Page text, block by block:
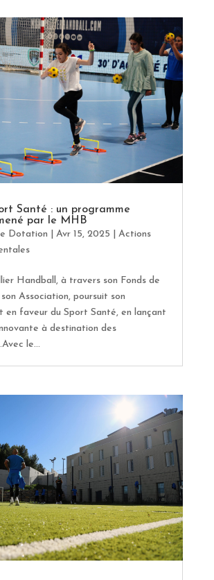
Santé : un programme
par le MHB
Dotation Avr 15, 2025
Actions
Handball, à travers son Fonds de
Association, poursuit son
en faveur du Sport Santé, en lançant
à destination des
le...